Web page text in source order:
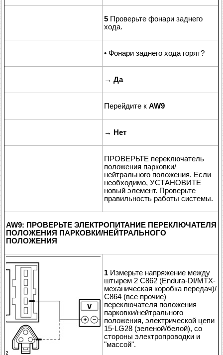
5 Проверьте фонари заднего
хода.
• Фонари заднего хода горят?
→ Да
Перейдите к AW9
→ Нет
ПРОВЕРЬТЕ переключатель
положения парковки/
нейтрального положения. Если
необходимо, УСТАНОВИТЕ
новый элемент. Проверьте
правильность работы системы.
AW9: ПРОВЕРЬТЕ ЭЛЕКТРОПИТАНИЕ ПЕРЕКЛЮЧАТЕЛЯ
ПОЛОЖЕНИЯ ПАРКОВКИ/НЕЙТРАЛЬНОГО
ПОЛОЖЕНИЯ
1 Измерьте напряжение между
штырем 2 C862 (Endura-DI/MTX-
механическая коробка передач)/
C864 (все прочие)
переключателя положения
парковки/нейтрального
положения, электрической цепи
15-LG28 (зеленой/белой), со
стороны электропроводки и
"массой".